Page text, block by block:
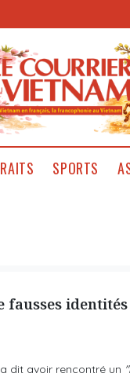
SPORTS
dit avoir rencontré un